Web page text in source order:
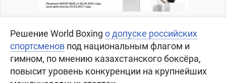
Решение World Boxing о допуске российских
спортсменов под национальным флагом и
гимном, по мнению казахстанского боксёра,
повысит уровень конкуренции на крупнейших